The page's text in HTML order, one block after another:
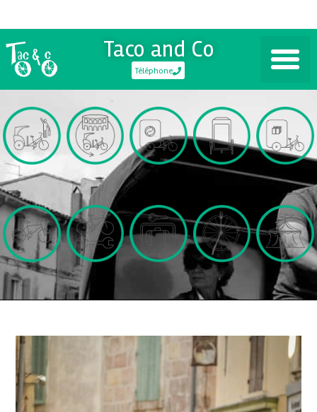
Taco and Co
Téléphone